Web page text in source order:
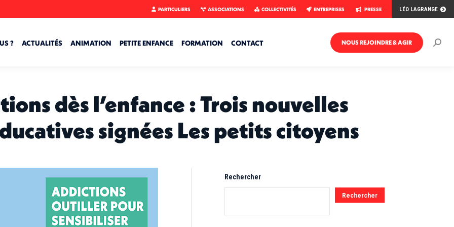
PARTICULIERS ASSOCIATIONS COLLECTIVITÉS ENTREPRISES PRESSE LÉO LAGRANGE
? ACTUALITÉS ANIMATION PETITE ENFANCE FORMATION CONTACT NOUS REJOINDRE & AGIR
dès l’enfance : Trois nouvelles
signées Les petits citoyens
Rechercher
Rechercher